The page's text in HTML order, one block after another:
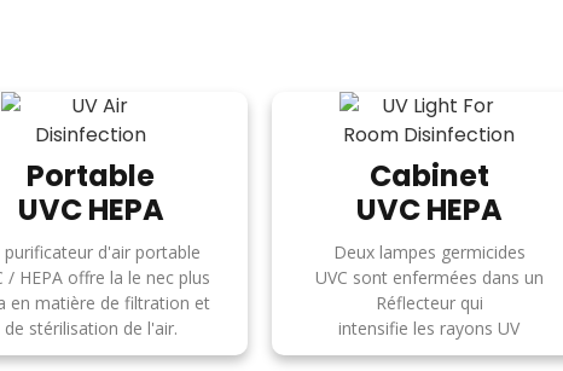
Portable
UVC HEPA
purificateur d'air portable
/ HEPA offre la le nec plus
en matière de filtration et
de stérilisation de l'air.
Cabinet
UVC HEPA
Deux lampes germicides
UVC sont enfermées dans un
Réflecteur qui
intensifie les rayons UV